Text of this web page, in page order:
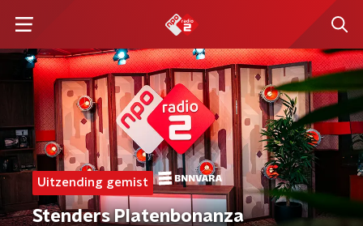
Uitzending gemist
Stenders Platenbonanza